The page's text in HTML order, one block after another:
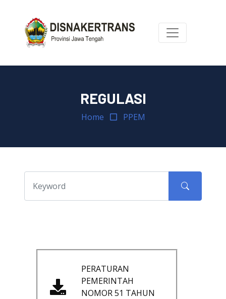
REGULASI
Home PPEM
PERATURAN
PEMERINTAH
NOMOR 51 TAHUN